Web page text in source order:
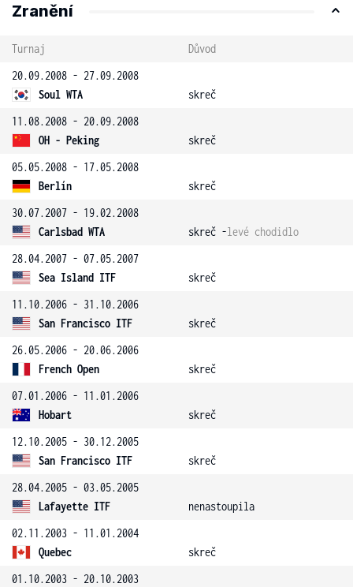
Zranění
Turnaj
Důvod
20.09.2008 - 27.09.2008
Soul WTA
skreč
11.08.2008 - 20.09.2008
OH - Peking
skreč
05.05.2008 - 17.05.2008
Berlín
skreč
30.07.2007 - 19.02.2008
Carlsbad WTA
skreč -levé chodidlo
28.04.2007 - 07.05.2007
Sea Island ITF
skreč
11.10.2006 - 31.10.2006
San Francisco ITF
skreč
26.05.2006 - 20.06.2006
French Open
skreč
07.01.2006 - 11.01.2006
Hobart
skreč
12.10.2005 - 30.12.2005
San Francisco ITF
skreč
28.04.2005 - 03.05.2005
Lafayette ITF
nenastoupila
02.11.2003 - 11.01.2004
Quebec
skreč
01.10.2003 - 20.10.2003